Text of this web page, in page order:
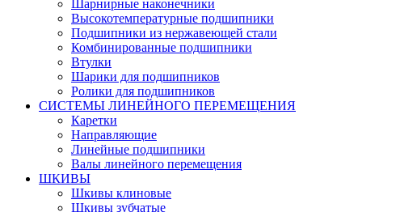
Шарнирные наконечники
Высокотемпературные подшипники
Подшипники из нержавеющей стали
Комбинированные подшипники
Втулки
Шарики для подшипников
Ролики для подшипников
СИСТЕМЫ ЛИНЕЙНОГО ПЕРЕМЕЩЕНИЯ
Каретки
Направляющие
Линейные подшипники
Валы линейного перемещения
ШКИВЫ
Шкивы клиновые
Шкивы зубчатые